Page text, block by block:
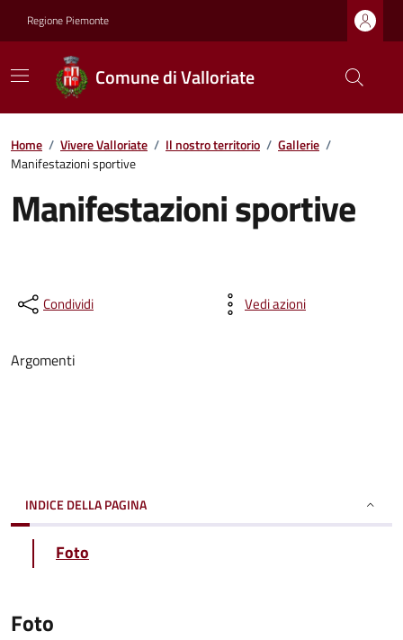
Regione Piemonte
Comune di Valloriate
Home / Vivere Valloriate / Il nostro territorio / Gallerie /
Manifestazioni sportive
Manifestazioni sportive
Condividi Vedi azioni
Argomenti
INDICE DELLA PAGINA
Foto
Foto